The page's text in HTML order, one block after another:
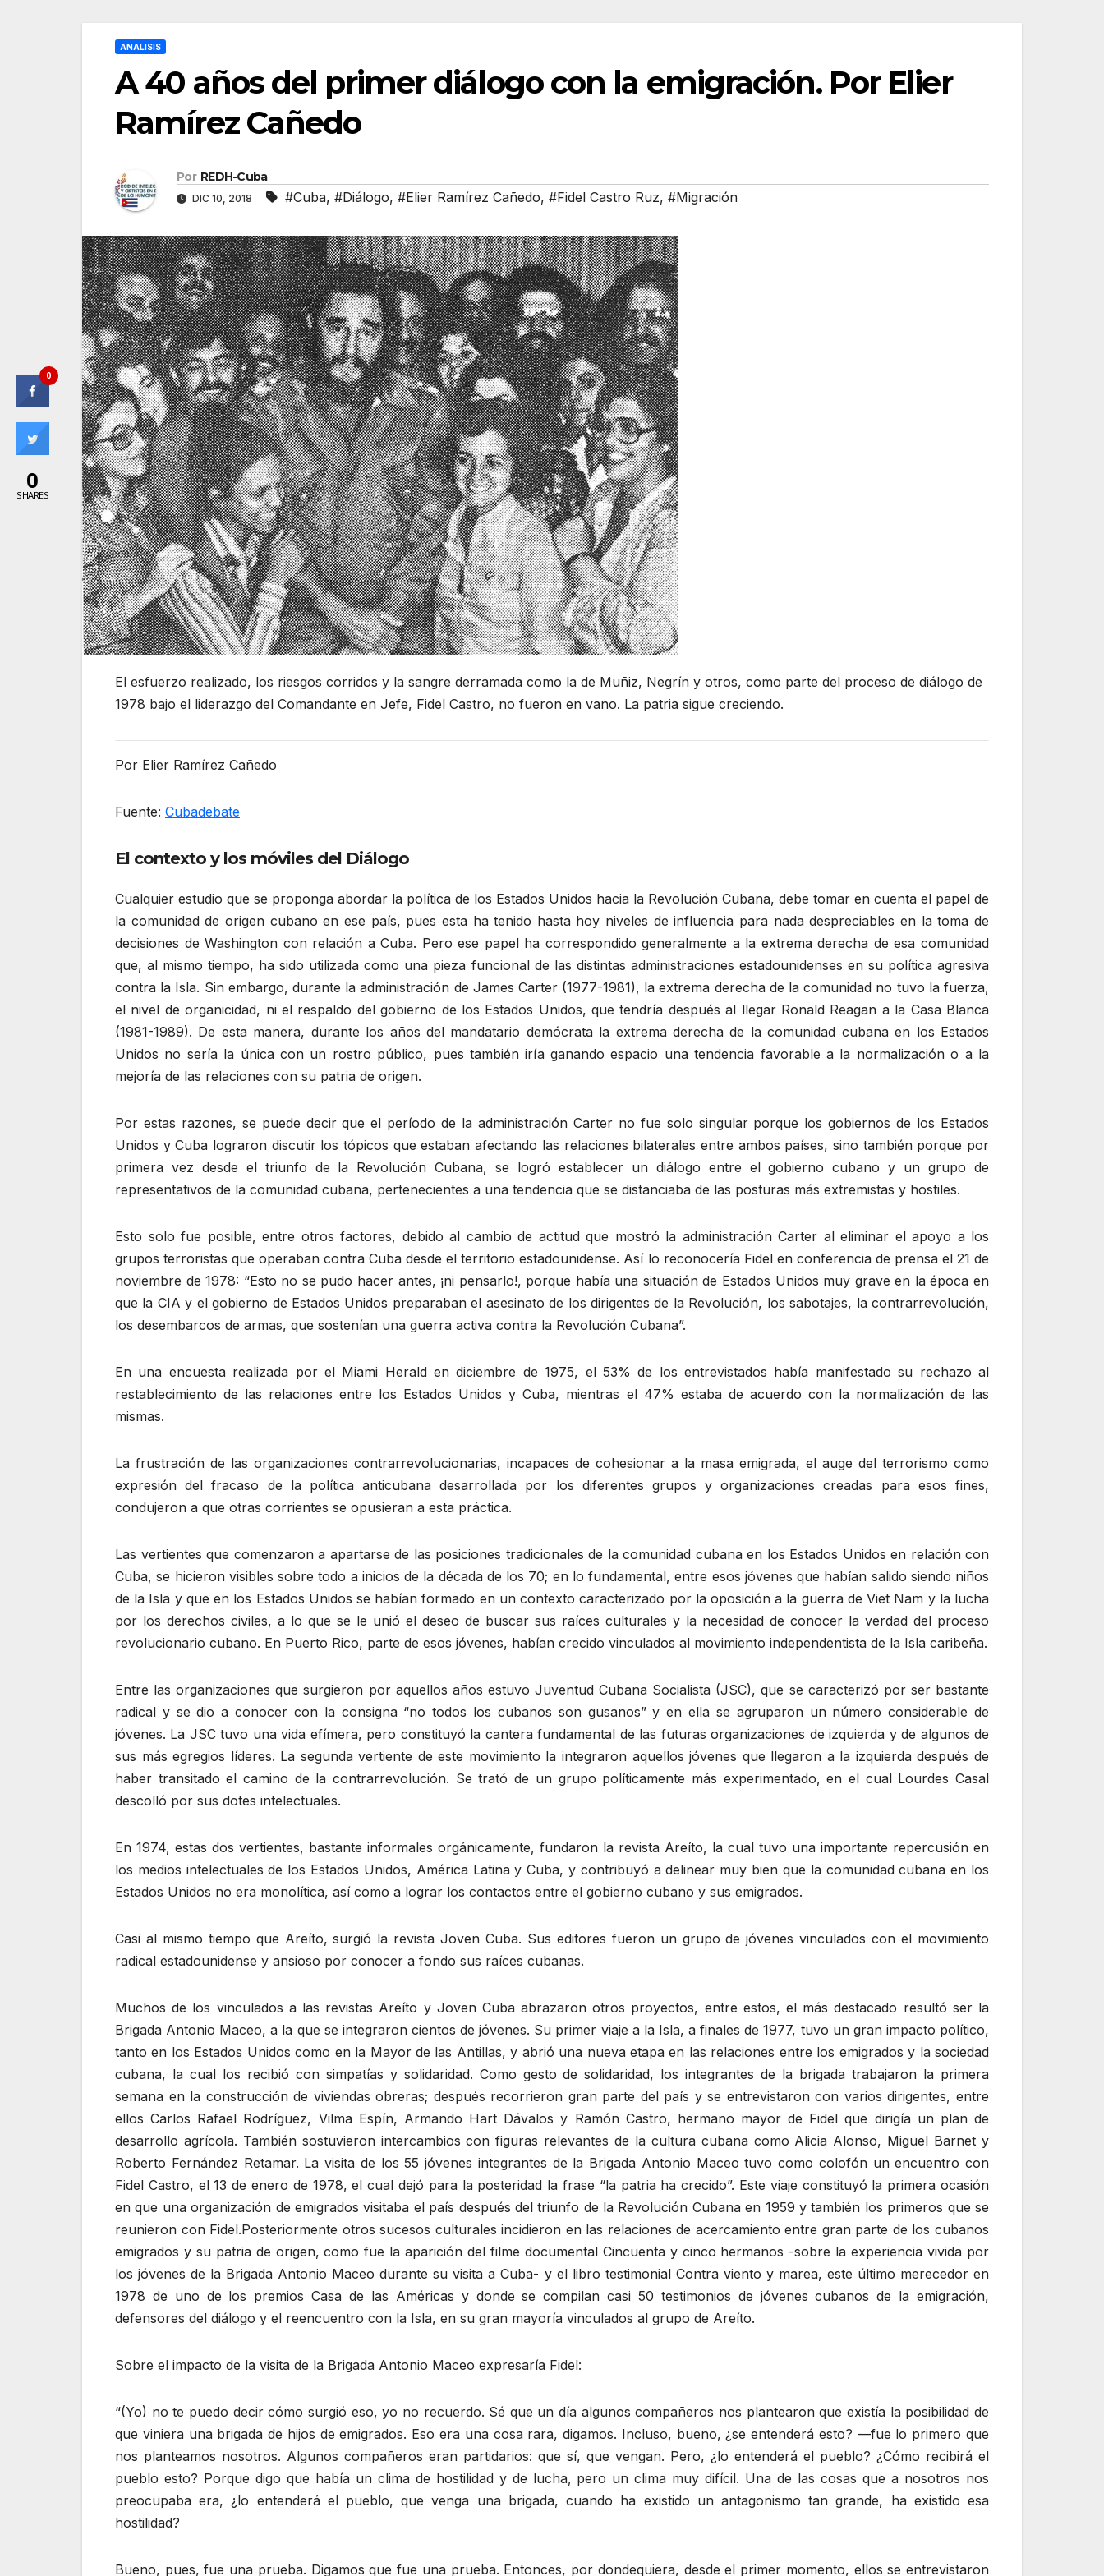
ANALISIS
A 40 años del primer diálogo con la emigración. Por Elier
Ramírez Cañedo
Por REDH-Cuba
DIC 10, 2018 #Cuba, #Diálogo, #Elier Ramírez Cañedo, #Fidel Castro Ruz, #Migración
El esfuerzo realizado, los riesgos corridos y la sangre derramada como la de Muñiz, Negrín y otros, como parte del proceso de diálogo de
1978 bajo el liderazgo del Comandante en Jefe, Fidel Castro, no fueron en vano. La patria sigue creciendo.
Por Elier Ramírez Cañedo
Fuente: Cubadebate
El contexto y los móviles del Diálogo
Cualquier estudio que se proponga abordar la política de los Estados Unidos hacia la Revolución Cubana, debe tomar en cuenta el papel de
la comunidad de origen cubano en ese país, pues esta ha tenido hasta hoy niveles de influencia para nada despreciables en la toma de
decisiones de Washington con relación a Cuba. Pero ese papel ha correspondido generalmente a la extrema derecha de esa comunidad
que, al mismo tiempo, ha sido utilizada como una pieza funcional de las distintas administraciones estadounidenses en su política agresiva
contra la Isla. Sin embargo, durante la administración de James Carter (1977-1981), la extrema derecha de la comunidad no tuvo la fuerza,
el nivel de organicidad, ni el respaldo del gobierno de los Estados Unidos, que tendría después al llegar Ronald Reagan a la Casa Blanca
(1981-1989). De esta manera, durante los años del mandatario demócrata la extrema derecha de la comunidad cubana en los Estados
Unidos no sería la única con un rostro público, pues también iría ganando espacio una tendencia favorable a la normalización o a la
mejoría de las relaciones con su patria de origen.
Por estas razones, se puede decir que el período de la administración Carter no fue solo singular porque los gobiernos de los Estados
Unidos y Cuba lograron discutir los tópicos que estaban afectando las relaciones bilaterales entre ambos países, sino también porque por
primera vez desde el triunfo de la Revolución Cubana, se logró establecer un diálogo entre el gobierno cubano y un grupo de
representativos de la comunidad cubana, pertenecientes a una tendencia que se distanciaba de las posturas más extremistas y hostiles.
Esto solo fue posible, entre otros factores, debido al cambio de actitud que mostró la administración Carter al eliminar el apoyo a los
grupos terroristas que operaban contra Cuba desde el territorio estadounidense. Así lo reconocería Fidel en conferencia de prensa el 21 de
noviembre de 1978: “Esto no se pudo hacer antes, ¡ni pensarlo!, porque había una situación de Estados Unidos muy grave en la época en
que la CIA y el gobierno de Estados Unidos preparaban el asesinato de los dirigentes de la Revolución, los sabotajes, la contrarrevolución,
los desembarcos de armas, que sostenían una guerra activa contra la Revolución Cubana”.
En una encuesta realizada por el Miami Herald en diciembre de 1975, el 53% de los entrevistados había manifestado su rechazo al
restablecimiento de las relaciones entre los Estados Unidos y Cuba, mientras el 47% estaba de acuerdo con la normalización de las
mismas.
La frustración de las organizaciones contrarrevolucionarias, incapaces de cohesionar a la masa emigrada, el auge del terrorismo como
expresión del fracaso de la política anticubana desarrollada por los diferentes grupos y organizaciones creadas para esos fines,
condujeron a que otras corrientes se opusieran a esta práctica.
Las vertientes que comenzaron a apartarse de las posiciones tradicionales de la comunidad cubana en los Estados Unidos en relación con
Cuba, se hicieron visibles sobre todo a inicios de la década de los 70; en lo fundamental, entre esos jóvenes que habían salido siendo niños
de la Isla y que en los Estados Unidos se habían formado en un contexto caracterizado por la oposición a la guerra de Viet Nam y la lucha
por los derechos civiles, a lo que se le unió el deseo de buscar sus raíces culturales y la necesidad de conocer la verdad del proceso
revolucionario cubano. En Puerto Rico, parte de esos jóvenes, habían crecido vinculados al movimiento independentista de la Isla caribeña.
Entre las organizaciones que surgieron por aquellos años estuvo Juventud Cubana Socialista (JSC), que se caracterizó por ser bastante
radical y se dio a conocer con la consigna “no todos los cubanos son gusanos” y en ella se agruparon un número considerable de
jóvenes. La JSC tuvo una vida efímera, pero constituyó la cantera fundamental de las futuras organizaciones de izquierda y de algunos de
sus más egregios líderes. La segunda vertiente de este movimiento la integraron aquellos jóvenes que llegaron a la izquierda después de
haber transitado el camino de la contrarrevolución. Se trató de un grupo políticamente más experimentado, en el cual Lourdes Casal
descolló por sus dotes intelectuales.
En 1974, estas dos vertientes, bastante informales orgánicamente, fundaron la revista Areíto, la cual tuvo una importante repercusión en
los medios intelectuales de los Estados Unidos, América Latina y Cuba, y contribuyó a delinear muy bien que la comunidad cubana en los
Estados Unidos no era monolítica, así como a lograr los contactos entre el gobierno cubano y sus emigrados.
Casi al mismo tiempo que Areíto, surgió la revista Joven Cuba. Sus editores fueron un grupo de jóvenes vinculados con el movimiento
radical estadounidense y ansioso por conocer a fondo sus raíces cubanas.
Muchos de los vinculados a las revistas Areíto y Joven Cuba abrazaron otros proyectos, entre estos, el más destacado resultó ser la
Brigada Antonio Maceo, a la que se integraron cientos de jóvenes. Su primer viaje a la Isla, a finales de 1977, tuvo un gran impacto político,
tanto en los Estados Unidos como en la Mayor de las Antillas, y abrió una nueva etapa en las relaciones entre los emigrados y la sociedad
cubana, la cual los recibió con simpatías y solidaridad. Como gesto de solidaridad, los integrantes de la brigada trabajaron la primera
semana en la construcción de viviendas obreras; después recorrieron gran parte del país y se entrevistaron con varios dirigentes, entre
ellos Carlos Rafael Rodríguez, Vilma Espín, Armando Hart Dávalos y Ramón Castro, hermano mayor de Fidel que dirigía un plan de
desarrollo agrícola. También sostuvieron intercambios con figuras relevantes de la cultura cubana como Alicia Alonso, Miguel Barnet y
Roberto Fernández Retamar. La visita de los 55 jóvenes integrantes de la Brigada Antonio Maceo tuvo como colofón un encuentro con
Fidel Castro, el 13 de enero de 1978, el cual dejó para la posteridad la frase “la patria ha crecido”. Este viaje constituyó la primera ocasión
en que una organización de emigrados visitaba el país después del triunfo de la Revolución Cubana en 1959 y también los primeros que se
reunieron con Fidel.Posteriormente otros sucesos culturales incidieron en las relaciones de acercamiento entre gran parte de los cubanos
emigrados y su patria de origen, como fue la aparición del filme documental Cincuenta y cinco hermanos -sobre la experiencia vivida por
los jóvenes de la Brigada Antonio Maceo durante su visita a Cuba- y el libro testimonial Contra viento y marea, este último merecedor en
1978 de uno de los premios Casa de las Américas y donde se compilan casi 50 testimonios de jóvenes cubanos de la emigración,
defensores del diálogo y el reencuentro con la Isla, en su gran mayoría vinculados al grupo de Areíto.
Sobre el impacto de la visita de la Brigada Antonio Maceo expresaría Fidel:
“(Yo) no te puedo decir cómo surgió eso, yo no recuerdo. Sé que un día algunos compañeros nos plantearon que existía la posibilidad de
que viniera una brigada de hijos de emigrados. Eso era una cosa rara, digamos. Incluso, bueno, ¿se entenderá esto? —fue lo primero que
nos planteamos nosotros. Algunos compañeros eran partidarios: que sí, que vengan. Pero, ¿lo entenderá el pueblo? ¿Cómo recibirá el
pueblo esto? Porque digo que había un clima de hostilidad y de lucha, pero un clima muy difícil. Una de las cosas que a nosotros nos
preocupaba era, ¿lo entenderá el pueblo, que venga una brigada, cuando ha existido un antagonismo tan grande, ha existido esa
hostilidad?
Bueno, pues, fue una prueba. Digamos que fue una prueba. Entonces, por dondequiera, desde el primer momento, ellos se entrevistaron
0
0
SHARES